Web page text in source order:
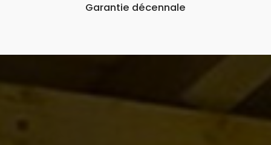
Garantie décennale